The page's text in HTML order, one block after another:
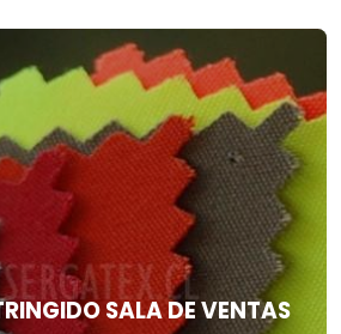
SALA DE VENTAS